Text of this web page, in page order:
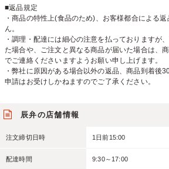
■返品規定
・商品の特性上(食品のため)、お客様都合による
ん。
・調理・配達には細心の注意を払っておりますが
た場合や、ご注文と異なる商品が届いた場合は、
でご連絡くださいますようお願い申し上げます。
・弊社に原因がある場合以外の返品、商品到着後
申請はお受けしかねますのでご了承ください。
辰弁の店舗情報
注文締切日時 1日前15:00
配達時間 9:30～17:00